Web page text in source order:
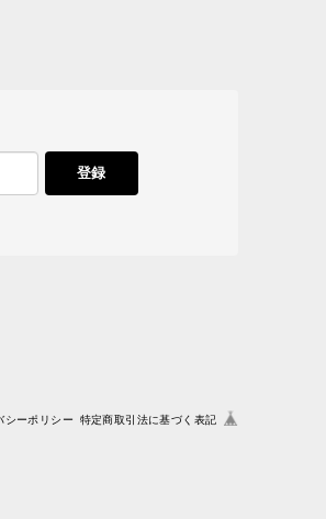
登録
シーポリシー 特定商取引法に基づく表記